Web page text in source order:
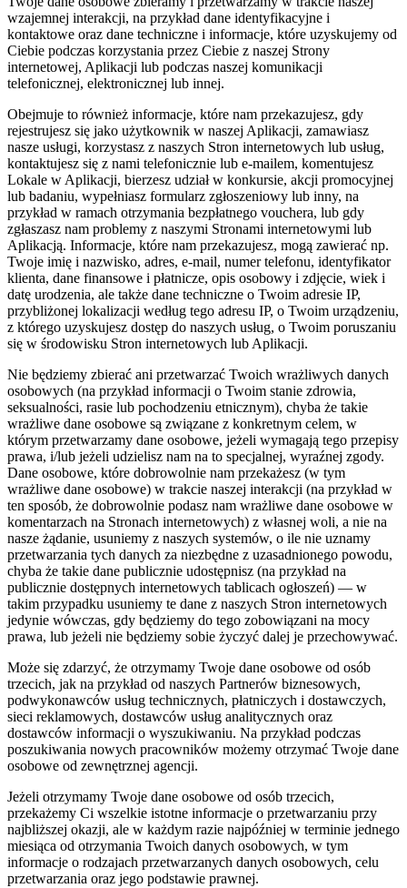
wzajemnej interakcji, na przykład dane identyfikacyjne i
kontaktowe oraz dane techniczne i informacje, które uzyskujemy od
Ciebie podczas korzystania przez Ciebie z naszej Strony
internetowej, Aplikacji lub podczas naszej komunikacji
telefonicznej, elektronicznej lub innej.
Obejmuje to również informacje, które nam przekazujesz, gdy
rejestrujesz się jako użytkownik w naszej Aplikacji, zamawiasz
nasze usługi, korzystasz z naszych Stron internetowych lub usług,
kontaktujesz się z nami telefonicznie lub e-mailem, komentujesz
Lokale w Aplikacji, bierzesz udział w konkursie, akcji promocyjnej
lub badaniu, wypełniasz formularz zgłoszeniowy lub inny, na
przykład w ramach otrzymania bezpłatnego vouchera, lub gdy
zgłaszasz nam problemy z naszymi Stronami internetowymi lub
Aplikacją. Informacje, które nam przekazujesz, mogą zawierać np.
Twoje imię i nazwisko, adres, e-mail, numer telefonu, identyfikator
klienta, dane finansowe i płatnicze, opis osobowy i zdjęcie, wiek i
datę urodzenia, ale także dane techniczne o Twoim adresie IP,
przybliżonej lokalizacji według tego adresu IP, o Twoim urządzeniu,
z którego uzyskujesz dostęp do naszych usług, o Twoim poruszaniu
się w środowisku Stron internetowych lub Aplikacji.
Nie będziemy zbierać ani przetwarzać Twoich wrażliwych danych
osobowych (na przykład informacji o Twoim stanie zdrowia,
seksualności, rasie lub pochodzeniu etnicznym), chyba że takie
wrażliwe dane osobowe są związane z konkretnym celem, w
którym przetwarzamy dane osobowe, jeżeli wymagają tego przepisy
prawa, i/lub jeżeli udzielisz nam na to specjalnej, wyraźnej zgody.
Dane osobowe, które dobrowolnie nam przekażesz (w tym
wrażliwe dane osobowe) w trakcie naszej interakcji (na przykład w
ten sposób, że dobrowolnie podasz nam wrażliwe dane osobowe w
komentarzach na Stronach internetowych) z własnej woli, a nie na
nasze żądanie, usuniemy z naszych systemów, o ile nie uznamy
przetwarzania tych danych za niezbędne z uzasadnionego powodu,
chyba że takie dane publicznie udostępnisz (na przykład na
publicznie dostępnych internetowych tablicach ogłoszeń) — w
takim przypadku usuniemy te dane z naszych Stron internetowych
jedynie wówczas, gdy będziemy do tego zobowiązani na mocy
prawa, lub jeżeli nie będziemy sobie życzyć dalej je przechowywać.
Może się zdarzyć, że otrzymamy Twoje dane osobowe od osób
trzecich, jak na przykład od naszych Partnerów biznesowych,
podwykonawców usług technicznych, płatniczych i dostawczych,
sieci reklamowych, dostawców usług analitycznych oraz
dostawców informacji o wyszukiwaniu. Na przykład podczas
poszukiwania nowych pracowników możemy otrzymać Twoje dane
osobowe od zewnętrznej agencji.
Jeżeli otrzymamy Twoje dane osobowe od osób trzecich,
przekażemy Ci wszelkie istotne informacje o przetwarzaniu przy
najbliższej okazji, ale w każdym razie najpóźniej w terminie jednego
miesiąca od otrzymania Twoich danych osobowych, w tym
informacje o rodzajach przetwarzanych danych osobowych, celu
przetwarzania oraz jego podstawie prawnej.